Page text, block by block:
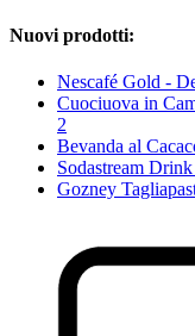
Nuovi prodotti:
Nescafé Gold -
Cuociuova in
2
Bevanda al
Sodastream
Gozney